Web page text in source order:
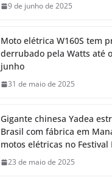
9 de junho de 2025
Moto elétrica W160S tem
derrubado pela Watts até
junho
31 de maio de 2025
Gigante chinesa Yadea
Brasil com fábrica em
motos elétricas no Festival
23 de maio de 2025